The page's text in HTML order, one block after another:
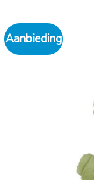
Aanbieding